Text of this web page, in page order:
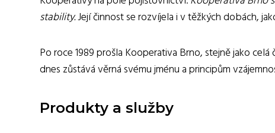
stability.Její činnost se rozvíjela i v těžkých dobách,
Po roce 1989 prošla Kooperativa Brno, stejně jako
dnes zůstává věrná svému jménu a principům
Produkty a služby